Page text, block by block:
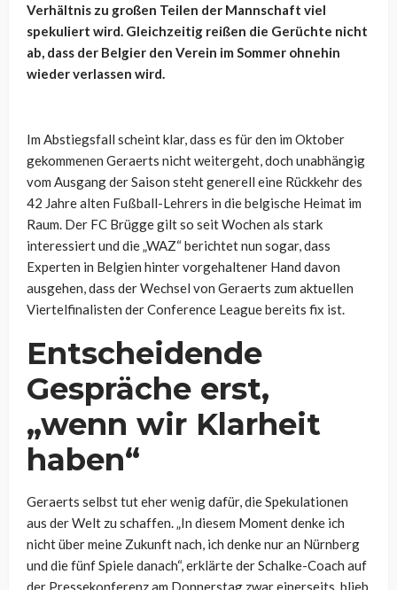
Verhältnis zu großen Teilen der Mannschaft viel
spekuliert wird. Gleichzeitig reißen die Gerüchte nicht
ab, dass der Belgier den Verein im Sommer ohnehin
wieder verlassen wird.
Im Abstiegsfall scheint klar, dass es für den im Oktober
gekommenen Geraerts nicht weitergeht, doch unabhängig
vom Ausgang der Saison steht generell eine Rückkehr des
42 Jahre alten Fußball-Lehrers in die belgische Heimat im
Raum. Der FC Brügge gilt so seit Wochen als stark
interessiert und die „WAZ“ berichtet nun sogar, dass
Experten in Belgien hinter vorgehaltener Hand davon
ausgehen, dass der Wechsel von Geraerts zum aktuellen
Viertelfinalisten der Conference League bereits fix ist.
Entscheidende
Gespräche erst,
„wenn wir Klarheit
haben“
Geraerts selbst tut eher wenig dafür, die Spekulationen
aus der Welt zu schaffen. „In diesem Moment denke ich
nicht über meine Zukunft nach, ich denke nur an Nürnberg
und die fünf Spiele danach“, erklärte der Schalke-Coach auf
der Pressekonferenz am Donnerstag zwar einerseits, blieb